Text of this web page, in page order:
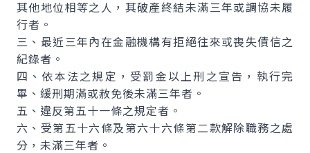
其他地位相等之人，其破產終結未滿三年或調協未履
行者。
三、最近三年內在金融機構有拒絕往來或喪失債信之
紀錄者。
四、依本法之規定，受罰金以上刑之宣告，執行完
畢、緩刑期滿或赦免後未滿三年者。
五、違反第五十一條之規定者。
六、受第五十六條及第六十六條第二款解除職務之處
分，未滿三年者。